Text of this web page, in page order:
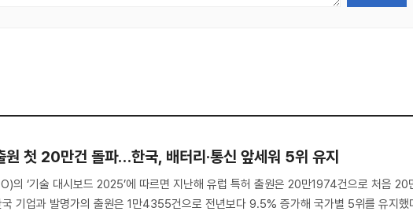
원 첫 20만건 돌파…한국, 배터리·통신 앞세워 5위 유지
의 ‘기술 대시보드 2025’에 따르면 지난해 유럽 특허 출원은 20만1974건으로 처음 20
기업과 발명가의 출원은 1만4355건으로 전년보다 9.5% 증가해 국가별 5위를 유지했